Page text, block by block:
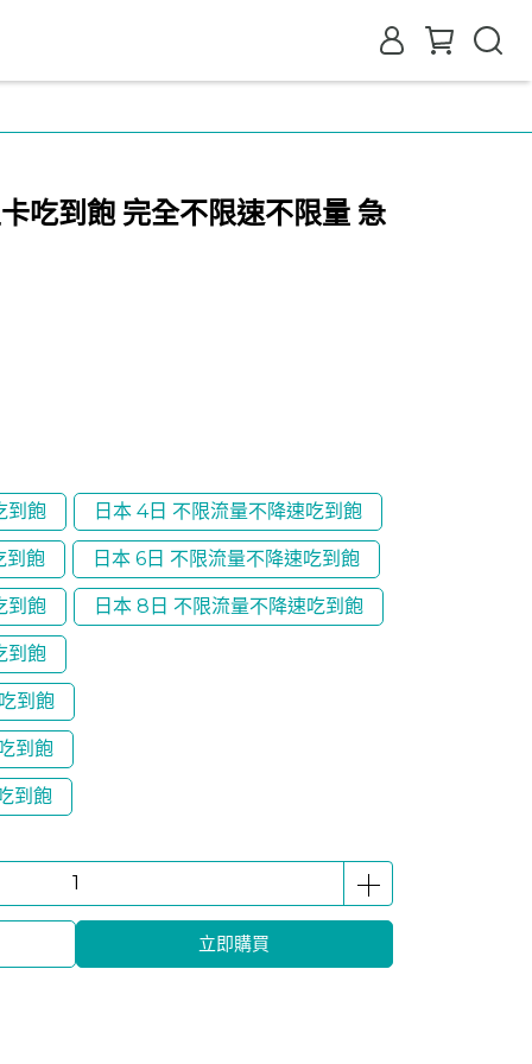
吃到飽 完全不限速不限量 急
到飽 日本 4日 不限流量不降速吃到飽
到飽 日本 6日 不限流量不降速吃到飽
到飽 日本 8日 不限流量不降速吃到飽
到飽
到飽
到飽
到飽
立即購買